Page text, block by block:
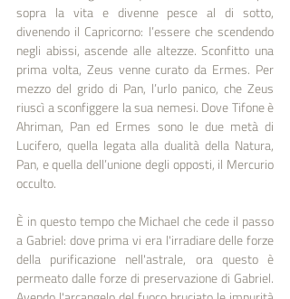
sopra la vita e divenne pesce al di sotto,
divenendo il Capricorno: l’essere che scendendo
negli abissi, ascende alle altezze. Sconfitto una
prima volta, Zeus venne curato da Ermes. Per
mezzo del grido di Pan, l’urlo panico, che Zeus
riuscì a sconfiggere la sua nemesi. Dove Tifone è
Ahriman, Pan ed Ermes sono le due metà di
Lucifero, quella legata alla dualità della Natura,
Pan, e quella dell’unione degli opposti, il Mercurio
occulto.
È in questo tempo che Michael che cede il passo
a Gabriel: dove prima vi era l'irradiare delle forze
della purificazione nell'astrale, ora questo è
permeato dalle forze di preservazione di Gabriel.